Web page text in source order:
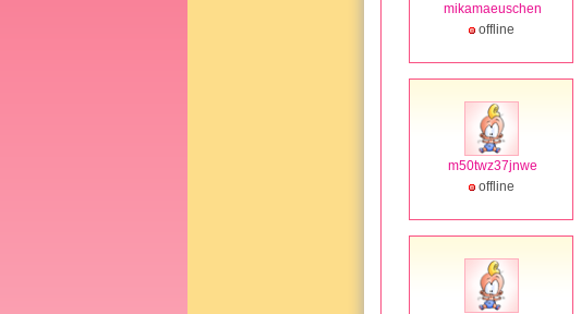
mikamaeuschen
offline
m50twz37jnwe
offline